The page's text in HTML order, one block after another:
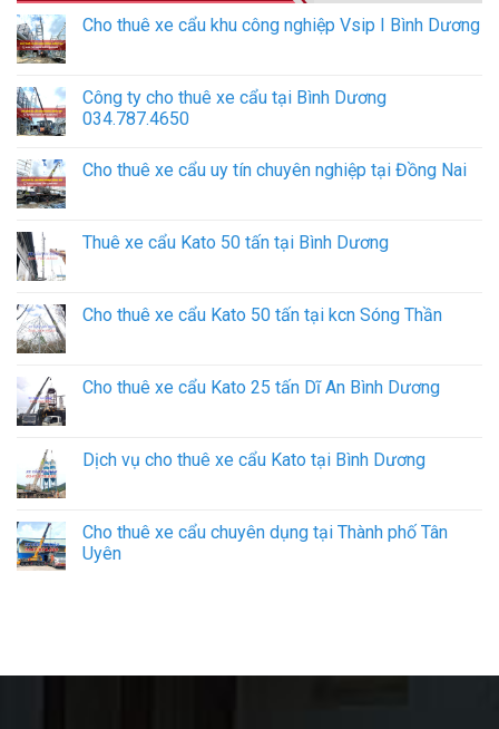
Cho thuê xe cẩu khu công nghiệp Vsip I Bình Dương
Công ty cho thuê xe cẩu tại Bình Dương
034.787.4650
Cho thuê xe cẩu uy tín chuyên nghiệp tại Đồng Nai
Thuê xe cẩu Kato 50 tấn tại Bình Dương
Cho thuê xe cẩu Kato 50 tấn tại kcn Sóng Thần
Cho thuê xe cẩu Kato 25 tấn Dĩ An Bình Dương
Dịch vụ cho thuê xe cẩu Kato tại Bình Dương
Cho thuê xe cẩu chuyên dụng tại Thành phố Tân
Uyên